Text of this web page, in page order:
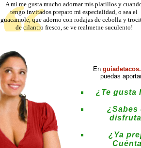
A mi me gusta mucho adornar mis platillos y
tengo invitados preparo mi especialidad, o sea el
guacamole, que adorno con rodajas de cebolla y
de cilantro fresco, se ve realmetne suculento!
En
puedas
¿Te gusta
¿Sabes
¿Ya